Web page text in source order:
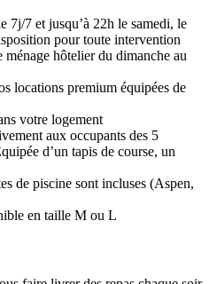
7j/7 et jusqu’à 22h le samedi, le
pour toute intervention
ménage hôtelier du dimanche au
locations premium équipées de
votre logement
aux occupants des 5
d’un tapis de course, un
de piscine sont incluses (Aspen,
en taille M ou L